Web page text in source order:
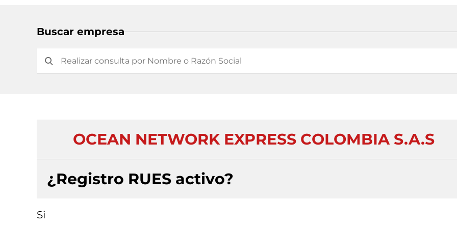
Buscar empresa
OCEAN NETWORK EXPRESS COLOMBIA S.A.S
¿Registro RUES activo?
Si